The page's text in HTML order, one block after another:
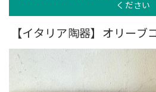
ください
【イタリア陶器】オリーブ